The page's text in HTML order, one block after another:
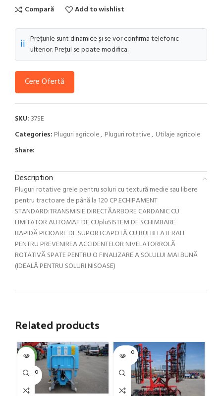
Compară Add to wishlist
ℹ️ Prețurile sunt dinamice și se vor confirma telefonic
ulterior. Prețul se poate modifica.
Cere Ofertă
SKU: 37SE
Categories: Pluguri agricole, Pluguri rotative, Utilaje agricole
Share:
Description
Pluguri rotative grele pentru soluri cu textură medie sau libere
pentru tractoare de până la 120 CP.ECHIPAMENT
STANDARD:TRANSMISIE DIRECTĂARBORE CARDANIC CU
LIMITATOR AUTOMAT DE CUpluSISTEM DE SCHIMBARE
RAPIDĂ PICIOARE DE SUPORTCAPOTĂ CU BULBI LATERALI
PENTRU PREVENIREA ACCIDENTELOR NIVELATORROLĂ
ROTATIVĂ SPATE PENTRU O FINALIZARE A SOLULUI MAI BUNĂ
(IDEALĂ PENTRU SOLURI NISOASE)
Related products
-4%
SOLD O
UT
SOLD O
UT